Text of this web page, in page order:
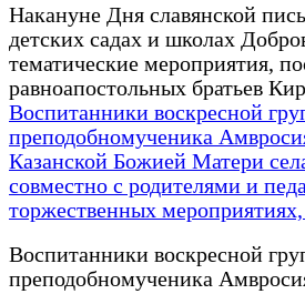
Накануне Дня славянской
детских садах и школах
тематические мероприятия,
равноапостольных братьев
Воспитанники воскресной
преподобномученика
Казанской Божией Матери
совместно с родителями и
торжественных
Воспитанники воскресной
преподобномученика